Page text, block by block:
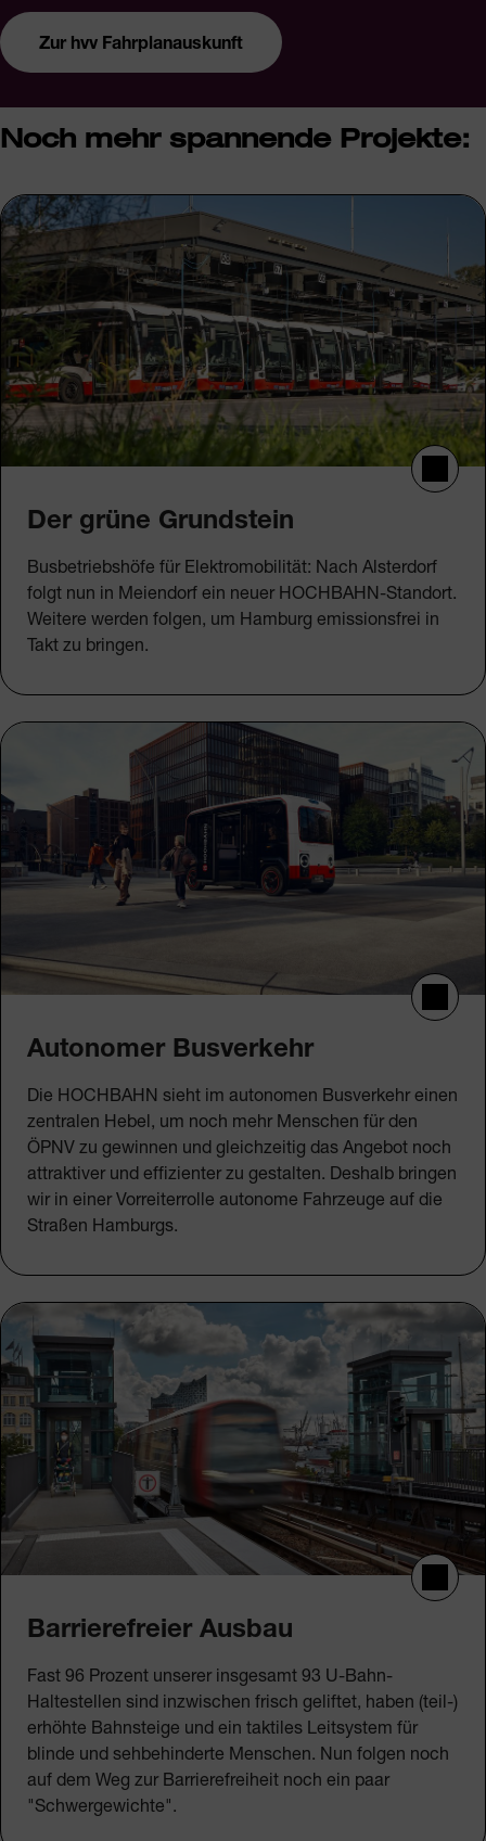
Zur hvv Fahrplanauskunft
Noch mehr spannende Projekte:
Der grüne Grundstein
Busbetriebshöfe für Elektromobilität: Nach Alsterdorf
folgt nun in Meiendorf ein neuer HOCHBAHN-Standort.
Weitere werden folgen, um Hamburg emissionsfrei in
Takt zu bringen.
Autonomer Busverkehr
Die HOCHBAHN sieht im autonomen Busverkehr einen
zentralen Hebel, um noch mehr Menschen für den
ÖPNV zu gewinnen und gleichzeitig das Angebot noch
attraktiver und effizienter zu gestalten. Deshalb bringen
wir in einer Vorreiterrolle autonome Fahrzeuge auf die
Straßen Hamburgs.
Barrierefreier Ausbau
Fast 96 Prozent unserer insgesamt 93 U-Bahn-
Haltestellen sind inzwischen frisch geliftet, haben (teil-)
erhöhte Bahnsteige und ein taktiles Leitsystem für
blinde und sehbehinderte Menschen. Nun folgen noch
auf dem Weg zur Barrierefreiheit noch ein paar
"Schwergewichte".